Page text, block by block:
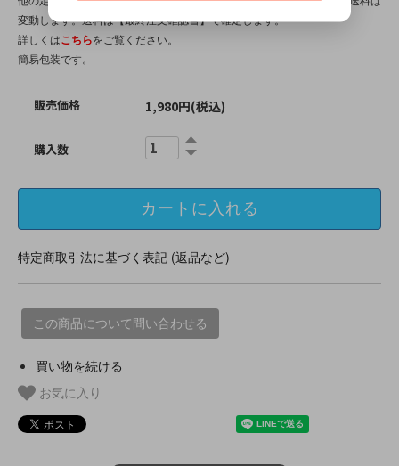
変動します。送料は【最終注文確認書】で確定します。
詳しくはこちらをご覧ください。
簡易包装です。
販売価格 1,980円(税込)
購入数
特定商取引法に基づく表記 (返品など)
この商品について問い合わせる
買い物を続ける
お気に入り